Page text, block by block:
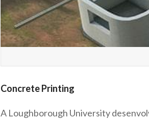
Concrete Printing
A Loughborough University